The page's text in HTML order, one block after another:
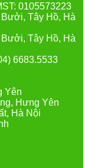
0105573223
Tây Hồ, Hà
Tây Hồ, Hà
6683.5533
Yên
Hưng Yên
Hà Nội